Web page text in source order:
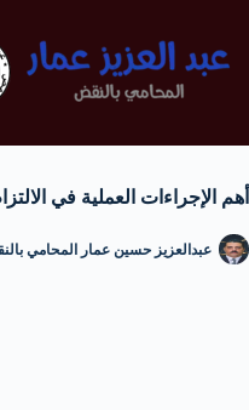
أهم الإجراءات العملية في
عبدالعزيز حسين عمار المحامي